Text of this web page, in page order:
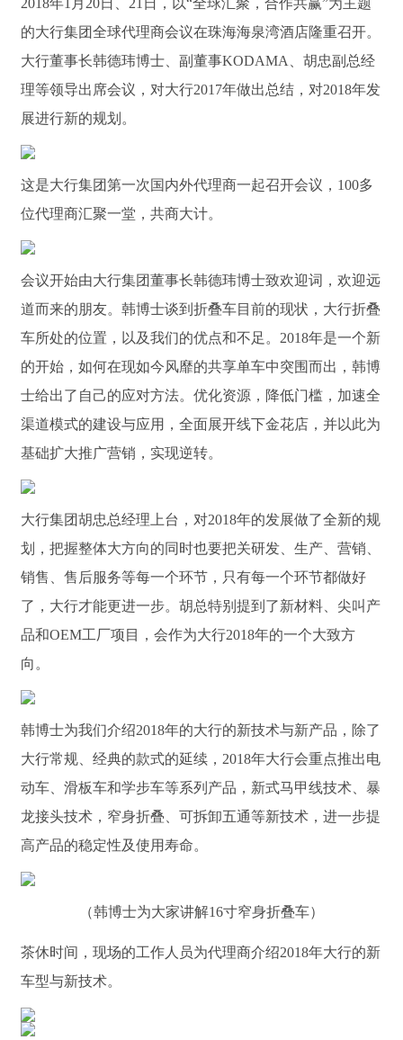
2018年1月20日、21日，以“全球汇聚，合作共赢”为主题
的大行集团全球代理商会议在珠海海泉湾酒店隆重召开。
大行董事长韩德玮博士、副董事KODAMA、胡忠副总经
理等领导出席会议，对大行2017年做出总结，对2018年发
展进行新的规划。
这是大行集团第一次国内外代理商一起召开会议，100多
位代理商汇聚一堂，共商大计。
会议开始由大行集团董事长韩德玮博士致欢迎词，欢迎远
道而来的朋友。韩博士谈到折叠车目前的现状，大行折叠
车所处的位置，以及我们的优点和不足。2018年是一个新
的开始，如何在现如今风靡的共享单车中突围而出，韩博
士给出了自己的应对方法。优化资源，降低门槛，加速全
渠道模式的建设与应用，全面展开线下金花店，并以此为
基础扩大推广营销，实现逆转。
大行集团胡忠总经理上台，对2018年的发展做了全新的规
划，把握整体大方向的同时也要把关研发、生产、营销、
销售、售后服务等每一个环节，只有每一个环节都做好
了，大行才能更进一步。胡总特别提到了新材料、尖叫产
品和OEM工厂项目，会作为大行2018年的一个大致方
向。
韩博士为我们介绍2018年的大行的新技术与新产品，除了
大行常规、经典的款式的延续，2018年大行会重点推出电
动车、滑板车和学步车等系列产品，新式马甲线技术、暴
龙接头技术，窄身折叠、可拆卸五通等新技术，进一步提
高产品的稳定性及使用寿命。
（韩博士为大家讲解16寸窄身折叠车）
茶休时间，现场的工作人员为代理商介绍2018年大行的新
车型与新技术。